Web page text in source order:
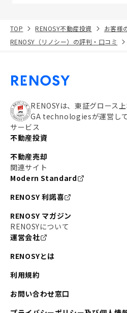
TOP RENOSY不動産投資
お客様
RENOSY（リノシー）の評判・口コミ
RENOSYは、東証グロース
GA technologiesが運営して
サービス
不動産投資
不動産売却
関連サイト
Modern Standard
RENOSY 利諾喜
RENOSY マガジン
RENOSYについて
運営会社
RENOSYとは
利用規約
お問い合わせ窓口